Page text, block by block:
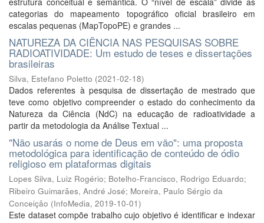
categorias do mapeamento topográfico oficial brasileiro em
escalas pequenas (MapTopoPE) e grandes ...
NATUREZA DA CIÊNCIA NAS PESQUISAS SOBRE
RADIOATIVIDADE: Um estudo de teses e dissertações
brasileiras
Silva, Estefano Poletto (2021-02-18)
Dados referentes à pesquisa de dissertação de mestrado que
teve como objetivo compreender o estado do conhecimento da
Natureza da Ciência (NdC) na educação de radioatividade a
partir da metodologia da Análise Textual ...
"Não usarás o nome de Deus em vão": uma proposta
metodológica para identificação de conteúdo de ódio
religioso em plataformas digitais
Lopes Silva, Luiz Rogério; Botelho-Francisco, Rodrigo Eduardo;
Ribeiro Guimarães, André José; Moreira, Paulo Sérgio da
Conceição (InfoMedia, 2019-10-01)
Este dataset compõe trabalho cujo objetivo é identificar e indexar